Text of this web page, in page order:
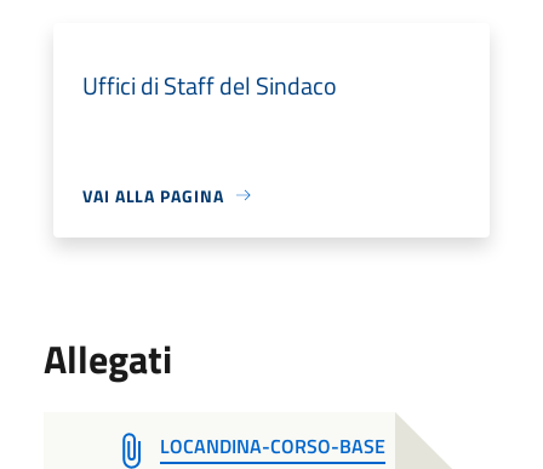
Uffici di Staff del Sindaco
VAI ALLA PAGINA
Allegati
LOCANDINA-CORSO-BASE